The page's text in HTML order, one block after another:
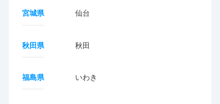
宮城県 仙台
秋田県 秋田
福島県 いわき